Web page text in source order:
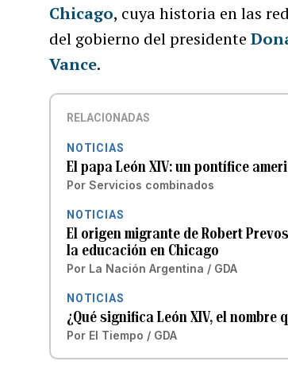
Chicago, cuya historia en las
del gobierno del presidente
Vance.
RELACIONADAS
NOTICIAS
El papa León XIV: un pontífice
Por Servicios combinados
NOTICIAS
El origen migrante de Robert
la educación en Chicago
Por La Nación Argentina / GDA
NOTICIAS
¿Qué significa León XIV, el
Por El Tiempo / GDA